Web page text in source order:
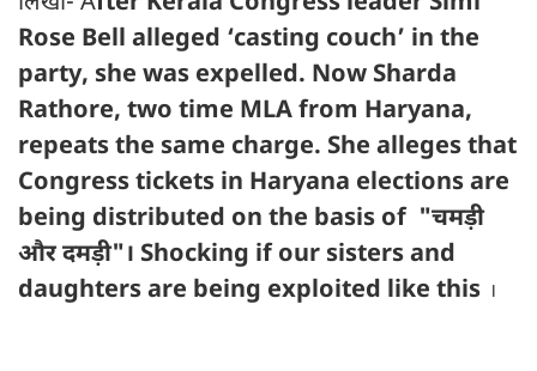
Rose Bell alleged ‘casting couch’ in the
party, she was expelled. Now Sharda
Rathore, two time MLA from Haryana,
repeats the same charge. She alleges that
Congress tickets in Haryana elections are
being distributed on the basis of "चमड़ी
और दमड़ी"। Shocking if our sisters and
daughters are being exploited like this ।